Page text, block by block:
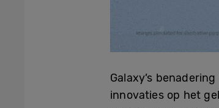
Galaxy’s
innovaties op het